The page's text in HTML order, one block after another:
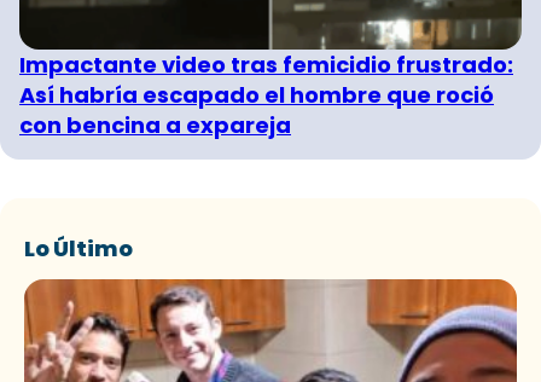
Impactante video tras femicidio frustrado:
Así habría escapado el hombre que roció
con bencina a expareja
Lo Último